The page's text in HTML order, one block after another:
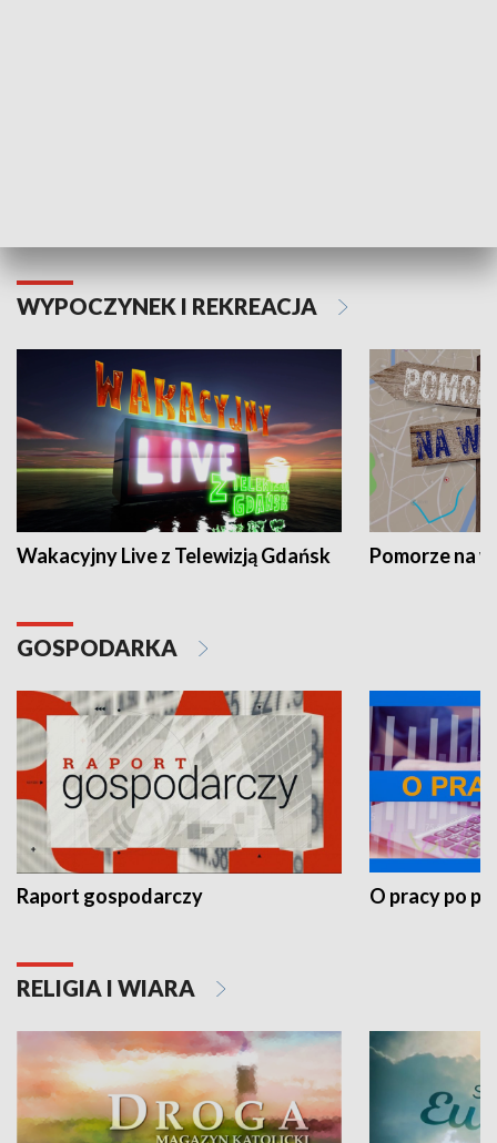
WYPOCZYNEK I REKREACJA
Wakacyjny Live z Telewizją Gdańsk Pomorze na
GOSPODARKA
Raport gospodarczy O pracy po
RELIGIA I WIARA